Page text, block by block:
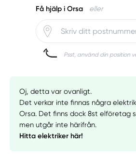
Få hjälp i Orsa eller
Psst, använd din position
Oj, detta var ovanligt.
Det verkar inte finnas några
Orsa. Det finns dock 8st elföretag
men utgår inte härifrån.
Hitta elektriker här!